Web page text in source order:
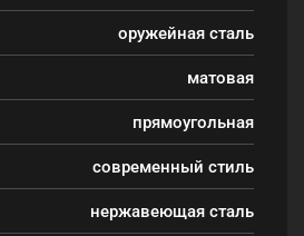
оружейная сталь
матовая
прямоугольная
современный стиль
нержавеющая сталь